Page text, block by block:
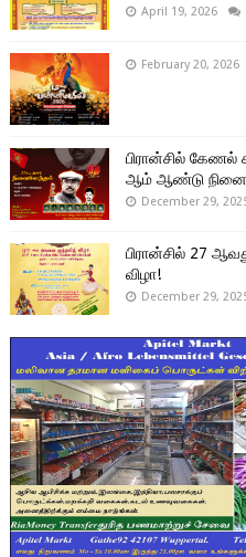
April 19, 2026
February 20, 2026
பிரான்சில் கேணல்
ஆம் ஆண்டு
December 29,
பிரான்சில் 27
விழா!
December 29,